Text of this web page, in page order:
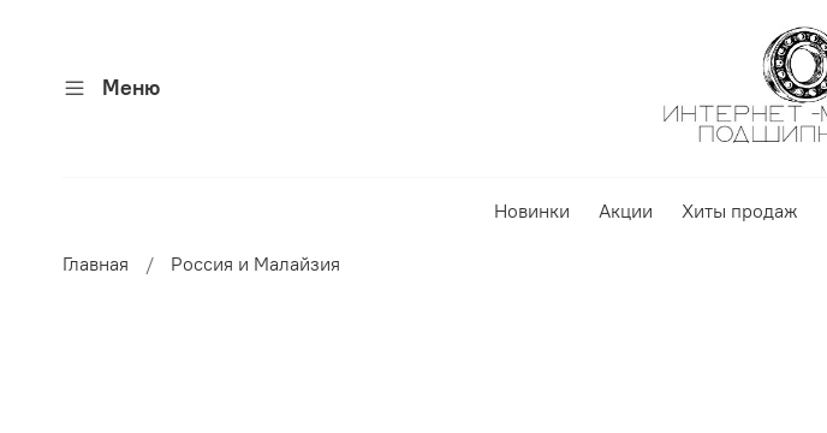
Меню
Новинки Акции Хиты продаж
Главная Россия и Малайзия